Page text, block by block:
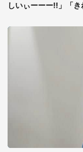
しいぃーーー!!」「